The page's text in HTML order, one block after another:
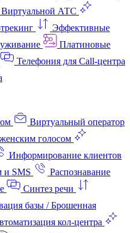
АТС
Эффективные
Платиновые
Телефония для Call-центра
Виртуальный оператор
голосом
Информирование клиентов
и SMS
Распознавание
Синтез речи
базы / Брошенная
кол‑центра